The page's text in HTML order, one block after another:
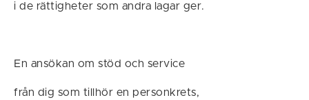
i de rättigheter som andra lagar ger.
En ansökan om stöd och service
från dig som tillhör en personkrets,